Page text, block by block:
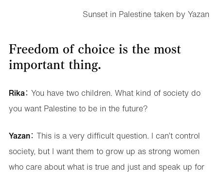
Sunset in Palestine taken by Yazan
Freedom of choice is the most
important thing.
Rika： You have two children. What kind of society do
you want Palestine to be in the future?
Yazan： This is a very difficult question. I can’t control
society, but I want them to grow up as strong women
who care about what is true and just and speak up for